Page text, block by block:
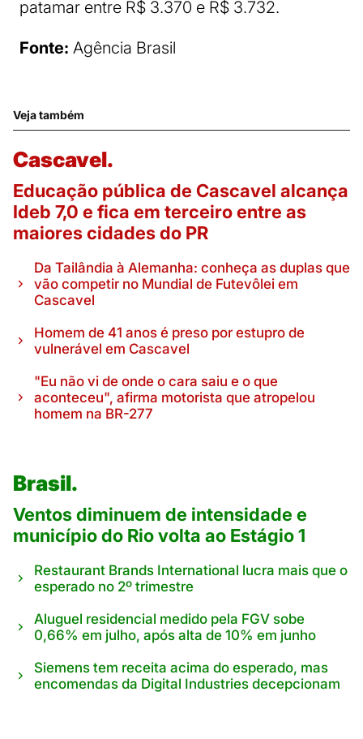
patamar entre R$ 3.370 e R$ 3.732.
Fonte: Agência Brasil
Veja também
Cascavel.
Educação pública de Cascavel alcança
Ideb 7,0 e fica em terceiro entre as
maiores cidades do PR
Da Tailândia à Alemanha: conheça as duplas que
vão competir no Mundial de Futevôlei em
Cascavel
Homem de 41 anos é preso por estupro de
vulnerável em Cascavel
"Eu não vi de onde o cara saiu e o que
aconteceu", afirma motorista que atropelou
homem na BR-277
Brasil.
Ventos diminuem de intensidade e
município do Rio volta ao Estágio 1
Restaurant Brands International lucra mais que o
esperado no 2º trimestre
Aluguel residencial medido pela FGV sobe
0,66% em julho, após alta de 10% em junho
Siemens tem receita acima do esperado, mas
encomendas da Digital Industries decepcionam